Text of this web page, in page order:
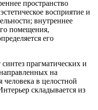
пространство
восприятие и
внутреннее
помещения,
его
прагматических и
на
в целостной
складывается из